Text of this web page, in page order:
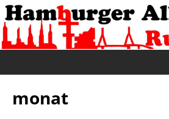
monat